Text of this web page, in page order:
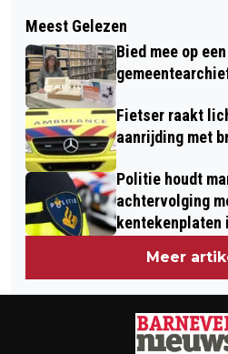
BIBLIOTHEEK GEEFT
80 JAAR VRIJHEID
LEZING-REEKS
COLLEGE STELT NA
DALENDE
VANGEN EN
KUNNEN GROEIEN
Meest Gelezen
Bied mee op
Fietser raakt
aanrijding met
Politie houdt
achtervolging
kentekenplaten
Meer